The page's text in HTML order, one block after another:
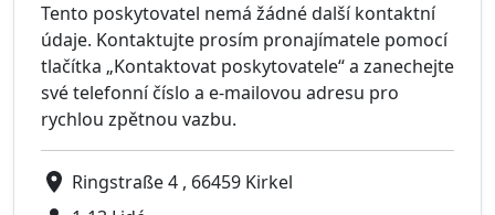
Tento poskytovatel nemá žádné další kontaktní
údaje. Kontaktujte prosím pronajímatele pomocí
tlačítka „Kontaktovat poskytovatele“ a zanechejte
své telefonní číslo a e-mailovou adresu pro
rychlou zpětnou vazbu.
Ringstraße 4 , 66459 Kirkel